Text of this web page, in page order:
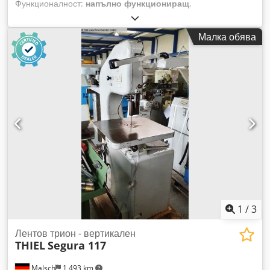
Функционалност: напълно функциониращ,
Електрозахранване 400V, 1,5 kW Диаметър на ролките: 400
мм Дължина на лентата мин./макс.: 2900/3000 мм
Височина на рязане: 190 мм Dcedpfjittnljx Akkok Маса с
възможност за наклоняване Размери (ШxВxД): 1000 x 1970
x 730 мм Тегло приблизително: 350 кг
Малка обява
1 /3
Malsch 1 493 km
Лентов трион - вертикален
THIELSegura 117